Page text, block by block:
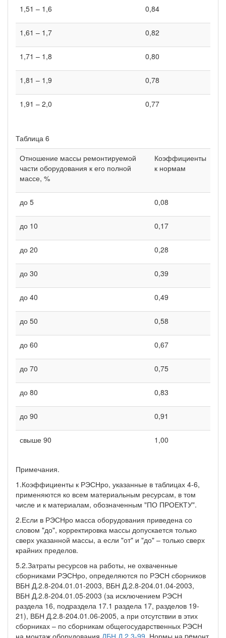
1,51 – 1,6 0,84
1,61 – 1,7 0,82
1,71 – 1,8 0,80
1,81 – 1,9 0,78
1,91 – 2,0 0,77
Таблица 6
Отношение массы ремонтируемой
части оборудования к его полной
массе, %
Коэффициенты
к нормам
до 5 0,08
до 10 0,17
до 20 0,28
до 30 0,39
до 40 0,49
до 50 0,58
до 60 0,67
до 70 0,75
до 80 0,83
до 90 0,91
свыше 90 1,00
Примечания.
1.Коэффициенты к РЭСНро, указанные в таблицах 4-6,
применяются ко всем материальным ресурсам, в том
числе и к материалам, обозначенным "ПО ПРОЕКТУ".
2.Если в РЭСНро масса оборудования приведена со
словом "до", корректировка массы допускается только
сверх указанной массы, а если "от" и "до" – только сверх
крайних пределов.
5.2.Затраты ресурсов на работы, не охваченные
сборниками РЭСНро, определяются по РЭСН сборников
ВБН Д.2.8-204.01.01-2003, ВБН Д.2.8-204.01.04-2003,
ВБН Д.2.8-204.01.05-2003 (за исключением РЭСН
раздела 16, подраздела 17.1 раздела 17, разделов 19-
21), ВБН Д.2.8-204.01.06-2005, а при отсутствии в этих
сборниках – по сборникам общегосударственных РЭСН
на монтаж оборудования ДБН Д.2.3-99 . Нормы на peмонт